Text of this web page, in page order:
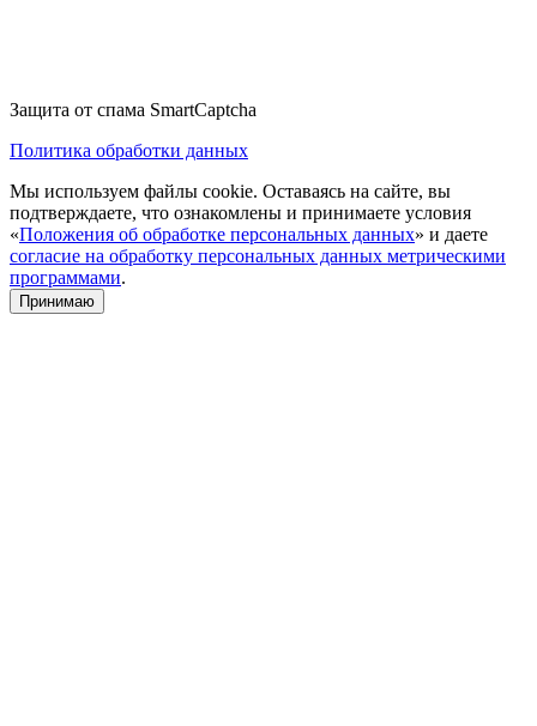
Защита от спама SmartCaptcha
Политика обработки данных
Мы используем файлы cookie. Оставаясь на сайте, вы
подтверждаете, что ознакомлены и принимаете условия
«Положения об обработке персональных данных» и даете
согласие на обработку персональных данных метрическими
программами.
Принимаю